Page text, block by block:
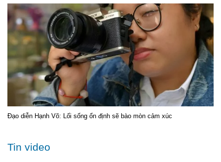
Đạo diễn Hạnh Võ: Lối sống ổn định sẽ bào mòn cảm xúc
Tin video